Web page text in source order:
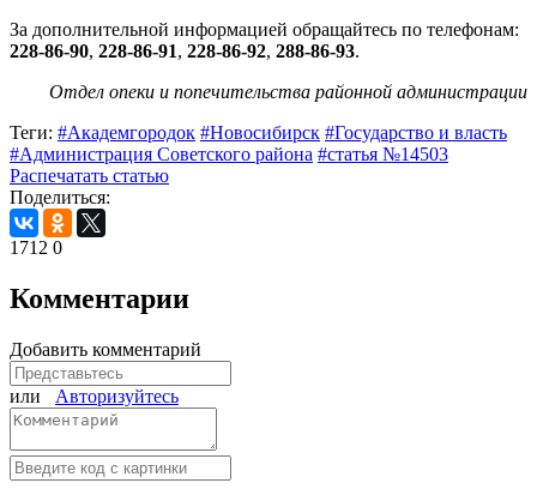
За дополнительной информацией обращайтесь по телефонам:
228-86-90, 228-86-91, 228-86-92, 288-86-93.
Отдел опеки и попечительства районной администрации
Теги: #Академгородок #Новосибирск #Государство и власть
#Администрация Советского района #статья №14503
Распечатать статью
Поделиться:
1712 0
Комментарии
Добавить комментарий
или Авторизуйтесь